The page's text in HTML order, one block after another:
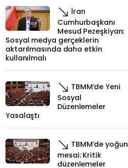
İran
Cumhurbaşkanı
Mesud Pezeşkiyan:
Sosyal medya gerçeklerin
aktarılmasında daha etkin
kullanılmalı
TBMM’de Yeni
Sosyal
Düzenlemeler
Yasalaştı
TBMM’de yoğun
mesai: Kritik
düzenlemeler